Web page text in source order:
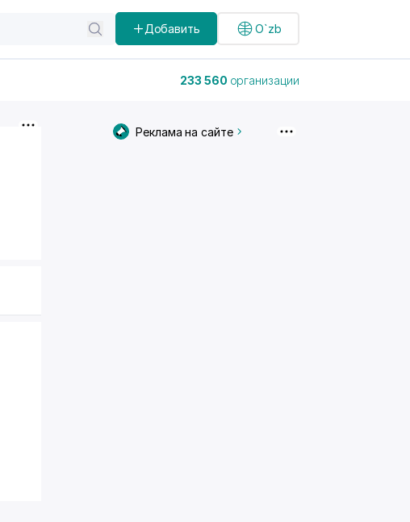
Добавить O`zb
233 560 организации
Реклама на сайте